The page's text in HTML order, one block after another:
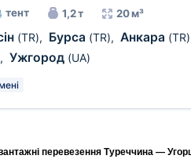
тент 1,2 т 20 м³
(TR), Бурса (TR), Анкара (TR)
, Ужгород (UA)
перевезення Туреччина —